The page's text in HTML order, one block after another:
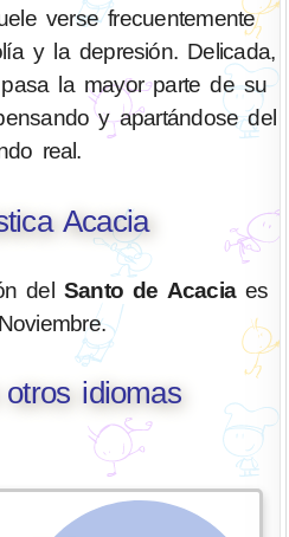
verse frecuentemente
y la depresión. Delicada,
la mayor parte de su
y apartándose del
real.
Acacia
del Santo de Acaciaes
idiomas